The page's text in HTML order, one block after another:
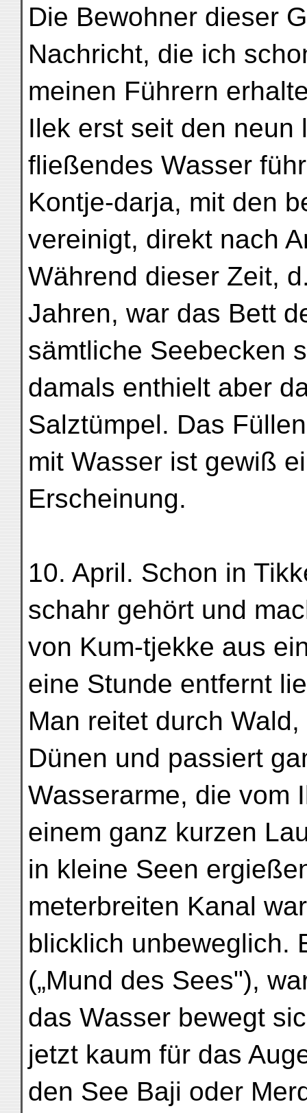
Die Bewohner dieser
Nachricht, die ich
meinen Führern
Ilek erst seit den neun
fließendes Wasser
Kontje-darja, mit den
vereinigt, direkt nach
Während dieser Zeit,
Jahren, war das Bett
sämtliche Seebecken
damals enthielt aber
Salztümpel. Das
mit Wasser ist gewiß
Erscheinung.
10. April. Schon in
schahr gehört und
von Kum-tjekke aus
eine Stunde entfernt
Man reitet durch
Dünen und passiert
Wasserarme, die vom
einem ganz kurzen
in kleine Seen
meterbreiten Kanal
blicklich unbeweglich.
(„Mund des Sees"),
das Wasser bewegt
jetzt kaum für das
den See Baji oder